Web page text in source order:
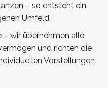
– so entsteht ein
Umfeld.
– wir übernehmen alle
und richten die
Vorstellungen